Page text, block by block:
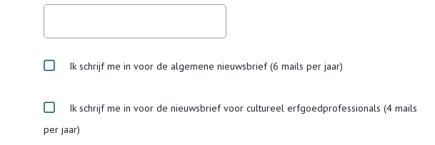
Ik schrijf me in voor de algemene nieuwsbrief (6 mails per jaar)
Ik schrijf me in voor de nieuwsbrief voor cultureel erfgoedprofessionals (4 mails
per jaar)